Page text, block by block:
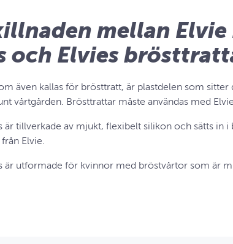
mellan
och Elvies
även kallas för brösttratt, är plastdelen som
vårtgården. Brösttrattar måste användas med
är tillverkade av mjukt, flexibelt silikon och sätts in
Elvie.
är utformade för kvinnor med bröstvårtor som är